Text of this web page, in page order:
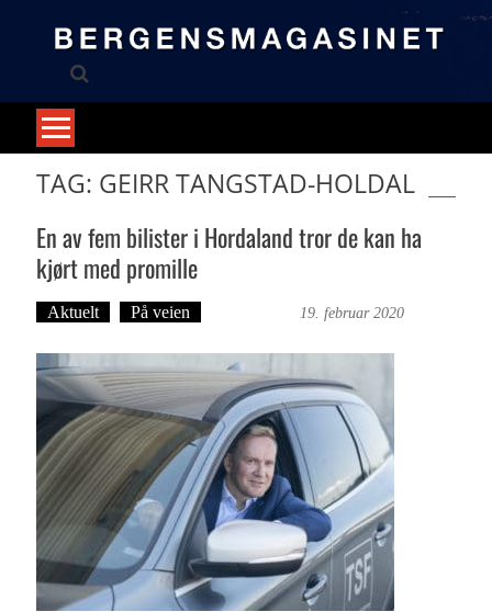
TAG: GEIRR TANGSTAD-HOLDAL
En av fem bilister i Hordaland tror de kan ha
kjørt med promille
Aktuelt På veien 19. februar 2020